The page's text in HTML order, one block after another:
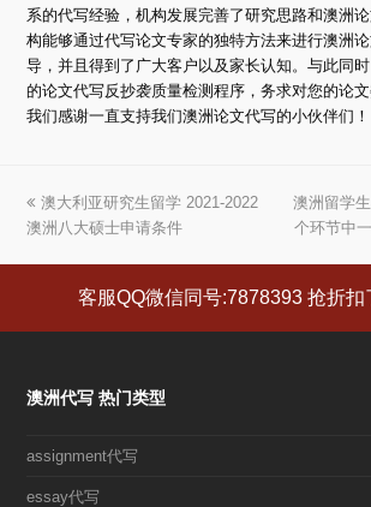
系的代写经验，机构发展完善了研究思路和澳洲
构能够通过代写论文专家的独特方法来进行澳洲
导，并且得到了广大客户以及家长认知。与此同
的论文代写反抄袭质量检测程序，务求对您的论文
我们感谢一直支持我们澳洲论文代写的小伙伴们！
上
一
澳大利亚研究生留学 2021-2022
澳洲八大硕士申请条件
下
一
章:
澳洲留学
个环节中
客服QQ微信同号:7878393 抢折扣
澳洲代写 热门类型
assignment代写
essay代写